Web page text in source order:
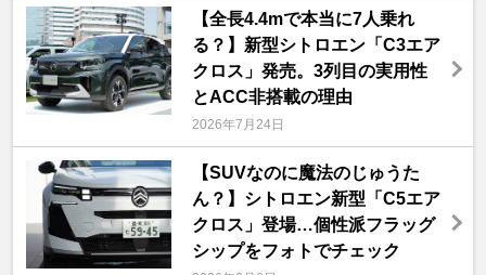
【全長4.4mで本当に7人乗れ
る？】新型シトロエン「C3エア
クロス」発売。3列目の実用性
とACC非搭載の理由
2026年7月24日
【SUVなのに魔法のじゅうた
ん？】シトロエン新型「C5エア
クロス」登場…個性派フラッグ
シップをフォトでチェック